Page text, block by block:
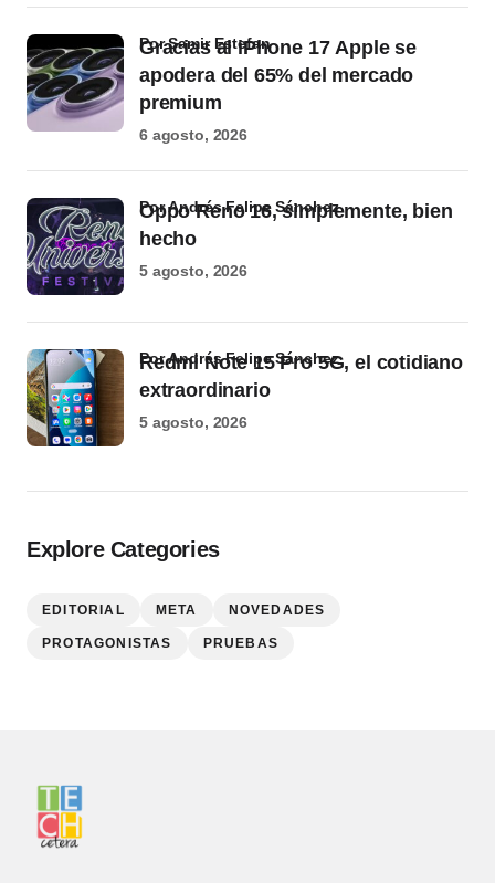
Gracias al iPhone 17 Apple se
apodera del 65% del mercado
premium
por Samir Estefan
6 agosto, 2026
Oppo Reno 16, simplemente, bien
hecho
por Andrés Felipe Sánchez
5 agosto, 2026
Redmi Note 15 Pro 5G, el cotidiano
extraordinario
por Andrés Felipe Sánchez
5 agosto, 2026
Explore Categories
EDITORIAL META NOVEDADES
PROTAGONISTAS PRUEBAS